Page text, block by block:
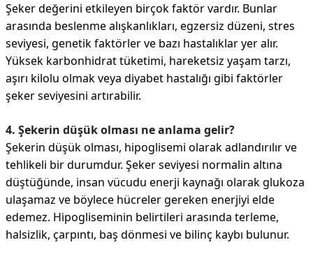
Şeker değerini etkileyen birçok faktör vardır. Bunlar
arasında beslenme alışkanlıkları, egzersiz düzeni, stres
seviyesi, genetik faktörler ve bazı hastalıklar yer alır.
Yüksek karbonhidrat tüketimi, hareketsiz yaşam tarzı,
aşırı kilolu olmak veya diyabet hastalığı gibi faktörler
şeker seviyesini artırabilir.
4. Şekerin düşük olması ne anlama gelir?
Şekerin düşük olması, hipoglisemi olarak adlandırılır ve
tehlikeli bir durumdur. Şeker seviyesi normalin altına
düştüğünde, insan vücudu enerji kaynağı olarak glukoza
ulaşamaz ve böylece hücreler gereken enerjiyi elde
edemez. Hipogliseminin belirtileri arasında terleme,
halsizlik, çarpıntı, baş dönmesi ve bilinç kaybı bulunur.